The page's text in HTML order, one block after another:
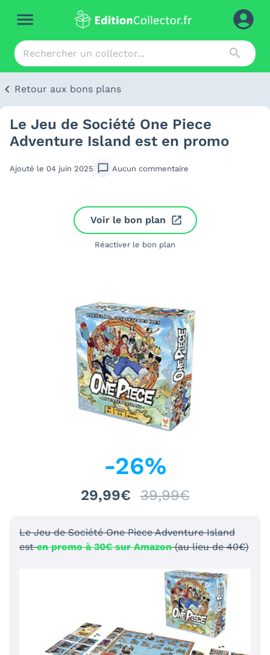
Retour aux bons plans
Le Jeu de Société One Piece
Adventure Island est en promo
Ajouté le 04 juin 2025 Aucun commentaire
Voir le bon plan
Réactiver le bon plan
-26%
29,99€ 39,99€
Le Jeu de Société One Piece Adventure Island
esten promo à 30€ sur Amazon(au lieu de 40€)